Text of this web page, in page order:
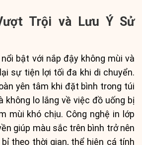
Trội và Lưu Ý Sử
bật với nắp đậy không mùi và
sự tiện lợi tối đa khi di chuyển.
yên tâm khi đặt bình trong túi
không lo lắng về việc đồ uống bị
mùi khó chịu. Công nghệ in lớp
giúp màu sắc trên bình trở nên
theo thời gian, thể hiện cá tính